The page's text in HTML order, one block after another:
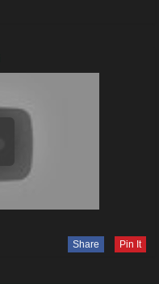
Share Pin It